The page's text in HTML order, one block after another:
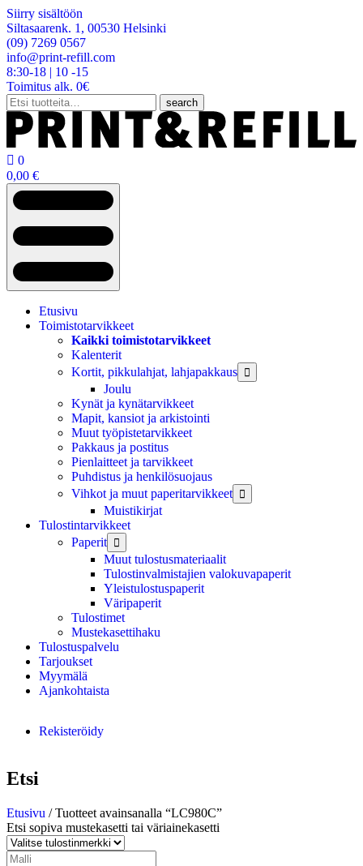
Siirry sisältöön
Siltasaarenk. 1, 00530 Helsinki
(09) 7269 0567
info@print-refill.com
8:30-18 | 10 -15
Toimitus alk. 0€
Etsi:
search
 0
0,00 €
Etusivu
Toimistotarvikkeet
Kaikki toimistotarvikkeet
Kalenterit
Kortit, pikkulahjat, lahjapakkaus

Joulu
Kynät ja kynätarvikkeet
Mapit, kansiot ja arkistointi
Muut työpistetarvikkeet
Pakkaus ja postitus
Pienlaitteet ja tarvikkeet
Puhdistus ja henkilösuojaus
Vihkot ja muut paperitarvikkeet

Muistikirjat
Tulostintarvikkeet
Paperit

Muut tulostusmateriaalit
Tulostinvalmistajien valokuvapaperit
Yleistulostuspaperit
Väripaperit
Tulostimet
Mustekasettihaku
Tulostuspalvelu
Tarjoukset
Myymälä
Ajankohtaista
Rekisteröidy
Etsi
Etusivu / Tuotteet avainsanalla “LC980C”
Etsi sopiva mustekasetti tai väriainekasetti